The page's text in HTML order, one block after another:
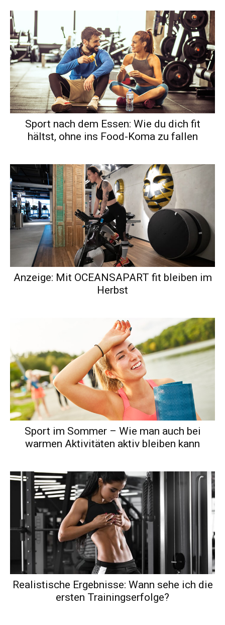
Sport nach dem Essen: Wie du dich fit
hältst, ohne ins Food-Koma zu fallen
Anzeige: Mit OCEANSAPART fit bleiben im
Herbst
Sport im Sommer – Wie man auch bei
warmen Aktivitäten aktiv bleiben kann
Realistische Ergebnisse: Wann sehe ich die
ersten Trainingserfolge?